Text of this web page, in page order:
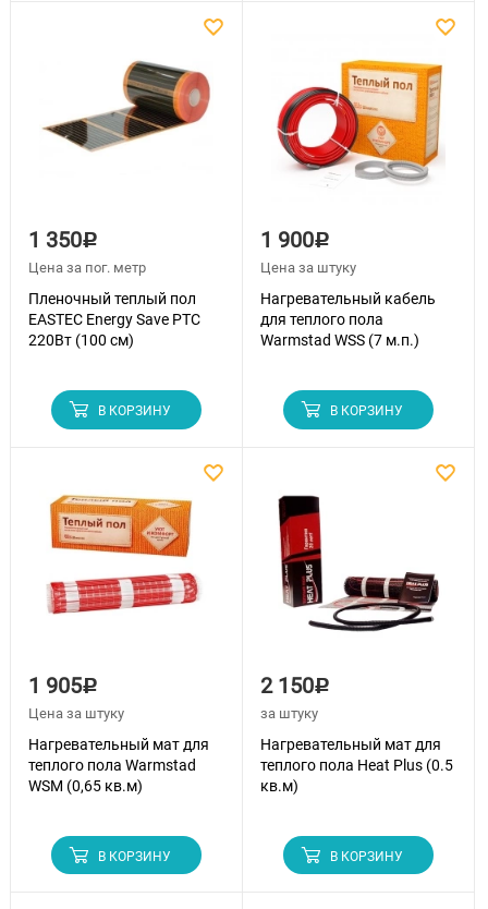
1 350Р
Цена за пог. метр
Пленочный теплый пол
EASTEC Energy Save PTC
220Вт (100 см)
В КОРЗИНУ
1 900Р
Цена за штуку
Нагревательный кабель
для теплого пола
Warmstad WSS (7 м.п.)
В КОРЗИНУ
1 905Р
Цена за штуку
Нагревательный мат для
теплого пола Warmstad
WSM (0,65 кв.м)
В КОРЗИНУ
2 150Р
за штуку
Нагревательный мат для
теплого пола Heat Plus (0.5
кв.м)
В КОРЗИНУ